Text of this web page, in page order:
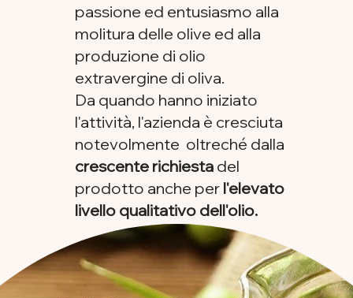
passione ed entusiasmo alla
molitura delle olive ed alla
produzione di olio
extravergine di oliva.
Da quando hanno iniziato
l'attività, l'azienda è cresciuta
notevolmente oltreché dalla
crescente richiesta del
prodotto anche per l'elevato
livello qualitativo dell'olio.